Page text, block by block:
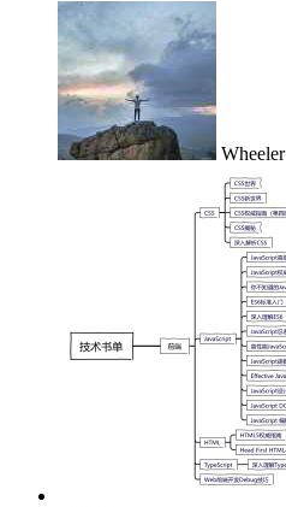
Wheeler